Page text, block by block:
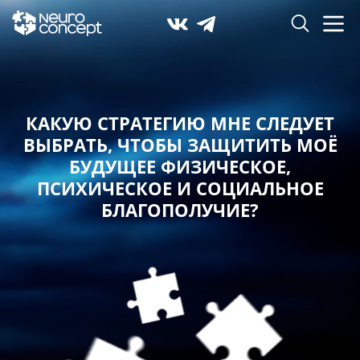
КАКУЮ СТРАТЕГИЮ МНЕ СЛЕДУЕТ
ВЫБРАТЬ,ЧТОБЫ ЗАЩИТИТЬ МОЁ
БУДУЩЕЕ ФИЗИЧЕСКОЕ,
ПСИХИЧЕСКОЕ И СОЦИАЛЬНОЕ
БЛАГОПОЛУЧИЕ?